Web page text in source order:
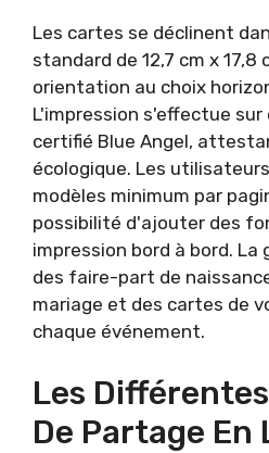
Les cartes se déclinent
standard de 12,7 cm x 17,8
orientation au choix
L'impression s'effectue sur
certifié Blue Angel,
écologique. Les
modèles minimum par
possibilité d'ajouter des
impression bord à bord. La
des faire-part de
mariage et des cartes de
chaque événement.
Les
De Partage En